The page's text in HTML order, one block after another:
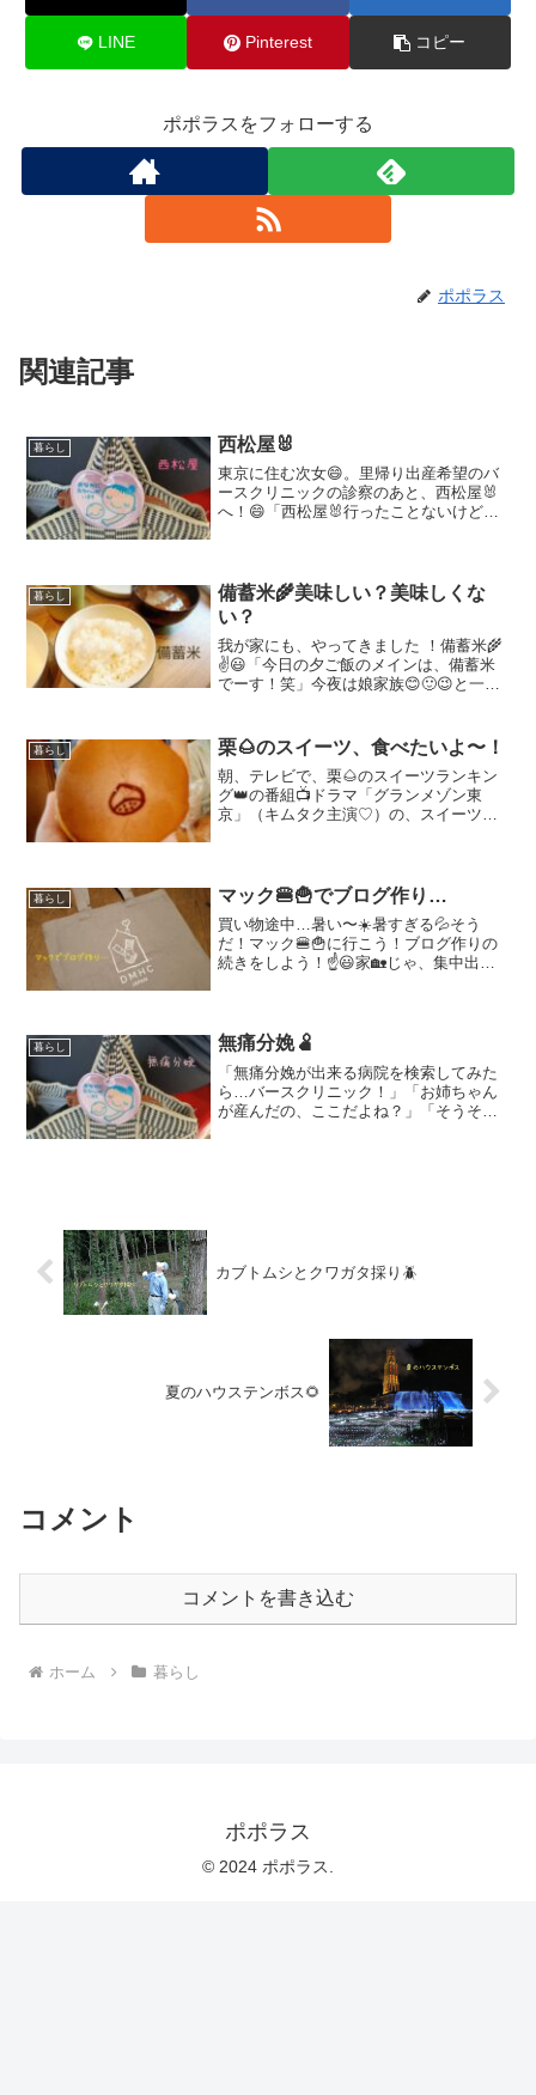
LINE Pinterest コピー
ポポラスをフォローする
ポポラス
関連記事
暮らし 西松屋🐰
東京に住む次女😄。里帰り出産希望のバ
ースクリニックの診察のあと、西松屋🐰
へ！😄「西松屋🐰行ったことないけど、
あげるよ！」戌の日のお参り...
暮らし
備蓄米🌾美味しい？美味しくな
い？
我が家にも、やってきました ！備蓄米🌾
✌️😃「今日の夕ご飯のメインは、備蓄米
でーす！笑」今夜は娘家族😊🙂😉と一緒
宮のスーパー「ロピア」🛒で仕入れた備
蓄米🌾普通に買えまし...
暮らし 栗🌰のスイーツ、食べたいよ〜！
朝、テレビで、栗🌰のスイーツランキン
グ👑の番組📺ドラマ「グランメゾン東
京」（キムタク主演♡）の、スイーツを
で、今年、販売されている「栗...
暮らし マック🍔🍟でブログ作り…
買い物途中…暑い〜☀️暑すぎる💦そう
だ！マック🍔🍟に行こう！ブログ作りの
続きをしよう！☝️😃家🏡じゃ、集中出来
いなぁ。じゃあ、おじ...
暮らし 無痛分娩🫄
「無痛分娩が出来る病院を検索してみた
ら…バースクリニック！」「お姉ちゃん
が産んだの、ここだよね？」「そうそ
カブトムシとクワガタ採り🪲
夏のハウステンボス🌻
コメント
コメントを書き込む
ホーム 暮らし
ポポラス
© 2024 ポポラス.